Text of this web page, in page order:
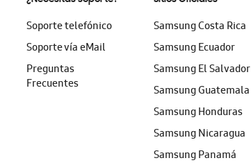
Soporte telefónico
Soporte vía eMail
Preguntas
Frecuentes
Samsung Costa Rica
Samsung Ecuador
Samsung El Salvador
Samsung Guatemala
Samsung Honduras
Samsung Nicaragua
Samsung Panamá